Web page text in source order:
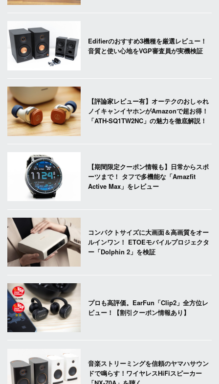
Edifierのおすすめ3機種を厳選レビュー！
音質と使い心地をVGP審査員が実機検証
【評論家レビュー有】オーテクのおしゃれ
ノイキャンイヤホンがAmazonで超お得！
「ATH-SQ1TW2NC」の魅力を徹底解説！
【期間限定クーポン情報も】日常からスポ
ーツまで！ タフで多機能な「Amazfit
Active Max」をレビュー
コンパクトサイズに大画面＆高画質をオー
ルインワン！ ETOEモバイルプロジェクタ
ー「Dolphin 2」を検証
プロも高評価。EarFun「Clip2」全方位レ
ビュー！【割引クーポン情報あり】
音楽ストリーミングを信頼のヤマハサウン
ドで鳴らす！ワイヤレスHiFiスピーカー